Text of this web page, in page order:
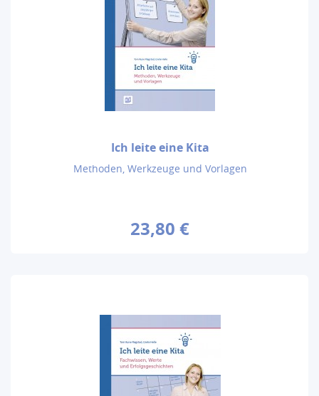
Ich leite eine Kita
Methoden, Werkzeuge und Vorlagen
23,80 €